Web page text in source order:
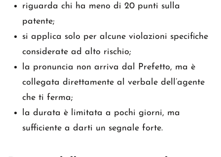
riguarda chi ha meno di 20 punti sulla
patente;
si applica solo per alcune violazioni specifiche
considerate ad alto rischio;
la pronuncia non arriva dal Prefetto, ma è
collegata direttamente al verbale dell’agente
che ti ferma;
la durata è limitata a pochi giorni, ma
sufficiente a darti un segnale forte.